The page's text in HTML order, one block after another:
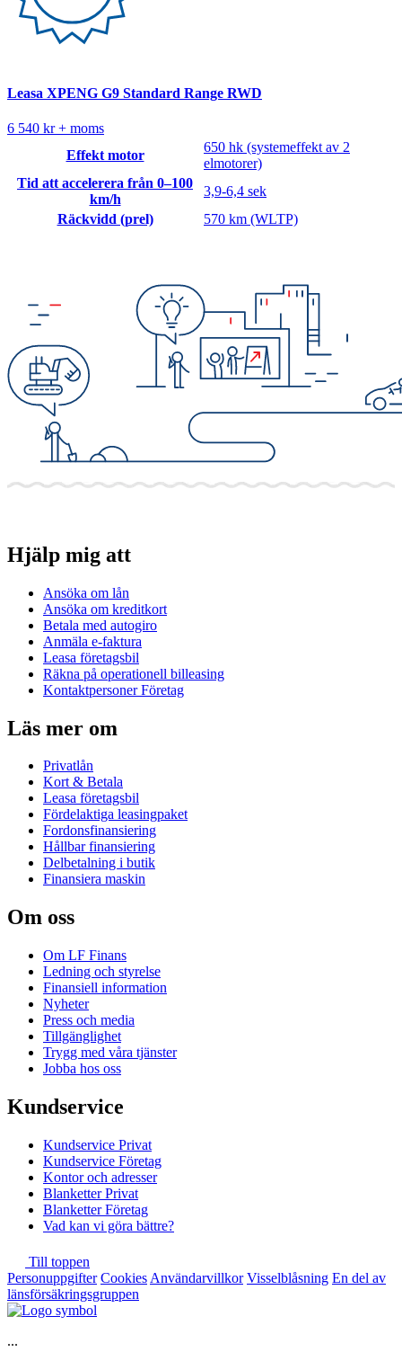
Leasa XPENG G9 Standard Range RWD
6 540 kr + moms
Effekt motor
650 hk (systemeffekt av 2
elmotorer)
Tid att accelerera från 0–100
km/h
3,9-6,4 sek
Räckvidd (prel)
570 km (WLTP)
Hjälp mig att
Ansöka om lån
Ansöka om kreditkort
Betala med autogiro
Anmäla e-faktura
Leasa företagsbil
Räkna på operationell billeasing
Kontaktpersoner Företag
Läs mer om
Privatlån
Kort & Betala
Leasa företagsbil
Fördelaktiga leasingpaket
Fordonsfinansiering
Hållbar finansiering
Delbetalning i butik
Finansiera maskin
Om oss
Om LF Finans
Ledning och styrelse
Finansiell information
Nyheter
Press och media
Tillgänglighet
Trygg med våra tjänster
Jobba hos oss
Kundservice
Kundservice Privat
Kundservice Företag
Kontor och adresser
Blanketter Privat
Blanketter Företag
Vad kan vi göra bättre?
Till toppen
Personuppgifter Cookies Användarvillkor Visselblåsning En del av
länsförsäkringsgruppen
...